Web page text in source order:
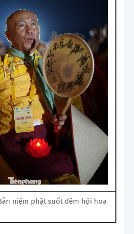
niệm phật suốt đêm hội hoa